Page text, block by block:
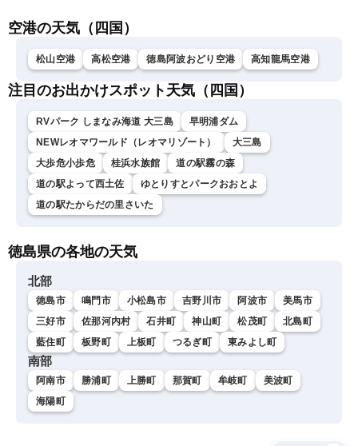
LiVEムーン・駒木結衣／本
空港の天気（四国）
松山空港 高松空港 徳島阿波おどり空港 高知龍馬空港
注目のお出かけスポット天気（四国）
RVパーク しまなみ海道 大三島
早明浦ダム
NEWレオマワールド（レオマリゾート）
大三島
大歩危小歩危
桂浜水族館
道の駅霧の森
道の駅よって西土佐
ゆとりすとパークおおとよ
道の駅たからだの里さいた
徳島県の各地の天気
北部
徳島市 鳴門市 小松島市 吉野川市 阿波市
美馬市
三好市
佐那河内村 石井町 神山町 松茂町
北島町
藍住町
板野町 上板町 つるぎ町 東みよし町
南部
阿南市 勝浦町 上勝町 那賀町 牟岐町
美波町
海陽町